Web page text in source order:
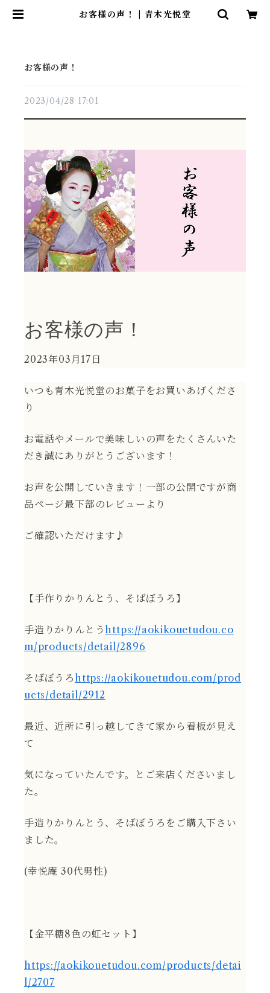
お客様の声！ | 青木光悦堂
お客様の声！
2023/04/28 17:01
お客様の声！
2023年03月17日
いつも青木光悦堂のお菓子をお買いあげくださ
り
お電話やメールで美味しいの声をたくさんいた
だき誠にありがとうございます！
お声を公開していきます！一部の公開ですが商
品ページ最下部のレビューより
ご確認いただけます♪
【手作りかりんとう、そばぼうろ】
手造りかりんとう https://aokikouetudou.co
m/products/detail/2896
そばぼうろ https://aokikouetudou.com/prod
ucts/detail/2912
最近、近所に引っ越してきて家から看板が見え
て
気になっていたんです。とご来店くださいまし
た。
手造りかりんとう、そばぼうろをご購入下さい
ました。
(幸悦庵 30代男性)
【金平糖8色の虹セット】
https://aokikouetudou.com/products/detai
l/2707